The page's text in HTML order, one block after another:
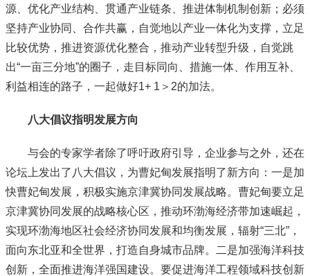
源、优化产业结构、贯通产业链条、推进体制机制创新；必须
坚持产业协同、合作共赢，自觉地以产业一体化为支撑，立足
比较优势，推进资源优化整合，推动产业转型升级，自觉跳
出“一亩三分地”的圈子，走目标同向、措施一体、作用互补、
利益相连的路子，一起做好1+ 1＞2的加法。
八大倡议指明发展方向
与会的专家学者除了呼吁政府引导，企业参与之外，还在
论坛上发出了八大倡议，为曹妃甸发展指明了新方向：一是加
快曹妃甸发展，积极实施京津冀协同发展战略。曹妃甸要立足
京津冀协同发展的战略核心区，推动环渤海经济带加速崛起，
实现环渤海地区社会经济协同发展和均衡发展，辐射“三北”，
面向东北亚和全世界，打造自身城市品牌。二是加强海洋科技
创新，全面推进海洋强国建设。要促进海洋工程领域科技创新